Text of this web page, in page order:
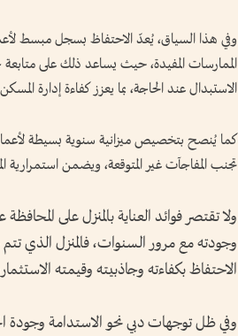
وفي هذا السياق، يُعدّ الاحتفاظ بسجل مبسط
الممارسات المفيدة، حيث يساعد ذلك على متابعة
الاستبدال عند الحاجة، بما يعزز كفاءة إدارة
كما يُنصح بتخصيص ميزانية سنوية بسيطة
تجنب المفاجآت غير المتوقعة، ويضمن استمرارية
ولا تقتصر فوائد العناية بالمنزل على
وجودته مع مرور السنوات، فالمنزل الذي
الاحتفاظ بكفاءته وجاذبيته وقيمته
وفي ظل توجهات دبي نحو الاستدامة وجودة